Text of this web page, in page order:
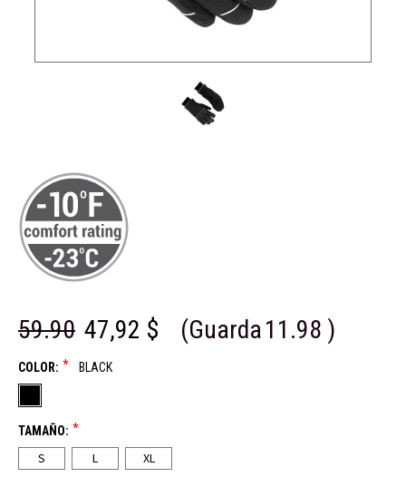
59.90 47,92 $ (Guarda11.98 )
COLOR: * BLACK
TAMAÑO: *
S L XL